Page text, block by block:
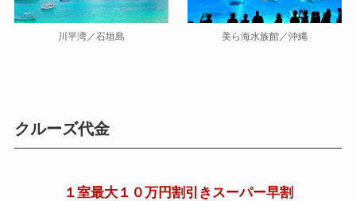
川平湾／石垣島 美ら海水族館／沖縄
クルーズ代金
１室最大１０万円割引きスーパー早割